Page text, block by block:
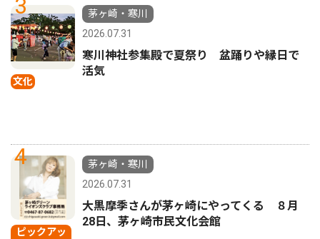
3
文化
茅ヶ崎・寒川
2026.07.31
寒川神社参集殿で夏祭り 盆踊りや縁日で
活気
4
ピックアッ
茅ヶ崎・寒川
2026.07.31
大黒摩季さんが茅ヶ崎にやってくる ８月
28日、茅ヶ崎市民文化会館